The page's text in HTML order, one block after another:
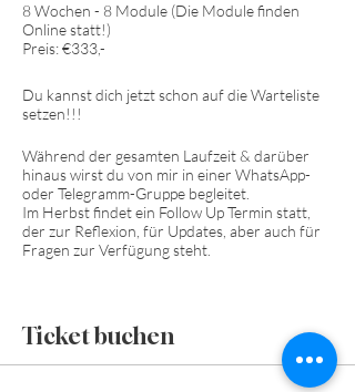
8 Wochen - 8 Module (Die Module finden
Online statt!)
Preis: €333,-
Du kannst dich jetzt schon auf die Warteliste
setzen!!!
Während der gesamten Laufzeit & darüber
hinaus wirst du von mir in einer WhatsApp-
oder Telegramm-Gruppe begleitet.
Im Herbst findet ein Follow Up Termin statt,
der zur Reflexion, für Updates, aber auch für
Fragen zur Verfügung steht.
Ticket buchen